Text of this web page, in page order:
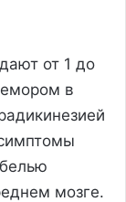
от 1 до
в
мозге.